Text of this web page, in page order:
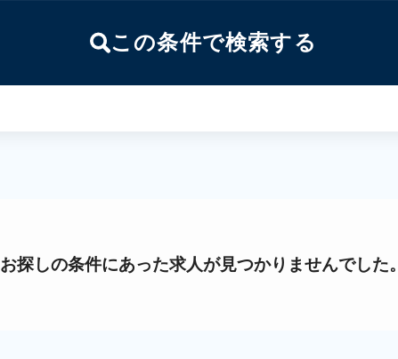
この条件で検索する
お探しの条件にあった求人が見つかりませんでした。